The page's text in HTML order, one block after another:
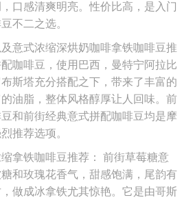
口感清爽明亮。性价比高，是入门
不二之选。
意式浓缩深烘奶咖啡拿铁咖啡豆推
咖啡豆，使用巴西，曼特宁阿拉比
斯塔充分搭配之下，带来了丰富的
油脂，整体风格醇厚让人回味。前
和前街经典意式拼配咖啡豆均是摩
推荐选项。
拿铁咖啡豆推荐： 前街草莓糖意
和玫瑰花香气，甜感饱满，尾韵有
做成冰拿铁尤其惊艳。它是由哥斯